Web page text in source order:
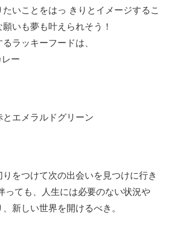
いことをはっ きりとイメージするこ
いも夢も叶えられそう！
ラッキーフードは、
ー
エメラルドグリーン
をつけて次の出会いを見つけに行き
っても、人生には必要のない状況や
新しい世界を開けるべき。